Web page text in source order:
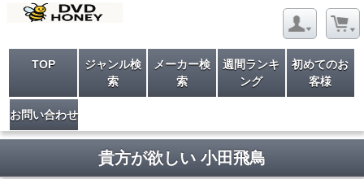
TOP
ジャンル検
索
メーカー検
索
週間ランキ
ング
初めてのお
客様
お問い合わせ
貴方が欲しい 小田飛鳥